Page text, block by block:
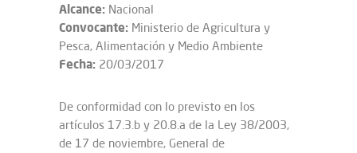
Alcance: Nacional
Convocante: Ministerio de Agricultura y
Pesca, Alimentación y Medio Ambiente
Fecha: 20/03/2017
De conformidad con lo previsto en los
artículos 17.3.b y 20.8.a de la Ley 38/2003,
de 17 de noviembre, General de